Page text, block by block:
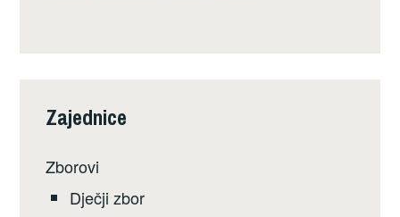
Zajednice
Zborovi
Dječji zbor